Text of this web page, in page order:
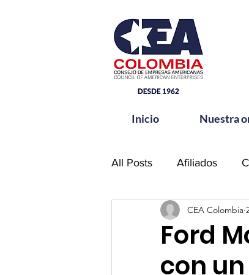
Inicio Nuestra
All Posts Afiliados
Comité de Seguridad
Hands for Change
Ford
con
CEA Colombia